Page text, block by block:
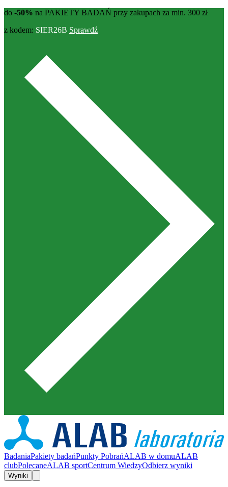
do -50% na PAKIETY BADAŃ przy zakupach za min. 300 zł
z kodem: SIER26B Sprawdź
BadaniaPakiety badańPunkty PobrańALAB w domuALAB
clubPolecaneALAB sportCentrum WiedzyOdbierz wyniki
Wyniki